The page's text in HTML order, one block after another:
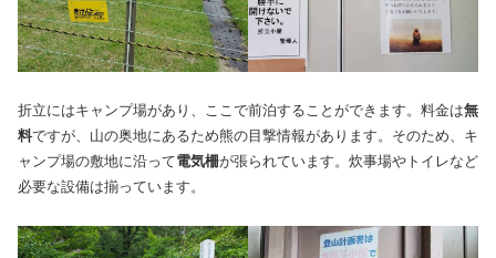
折立にはキャンプ場があり、ここで前泊することができます。料金は無
料ですが、山の奥地にあるため熊の目撃情報があります。そのため、キ
ャンプ場の敷地に沿って電気柵が張られています。炊事場やトイレなど
必要な設備は揃っています。